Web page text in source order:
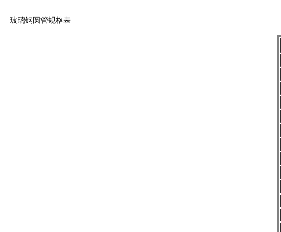
玻璃钢圆管规格表